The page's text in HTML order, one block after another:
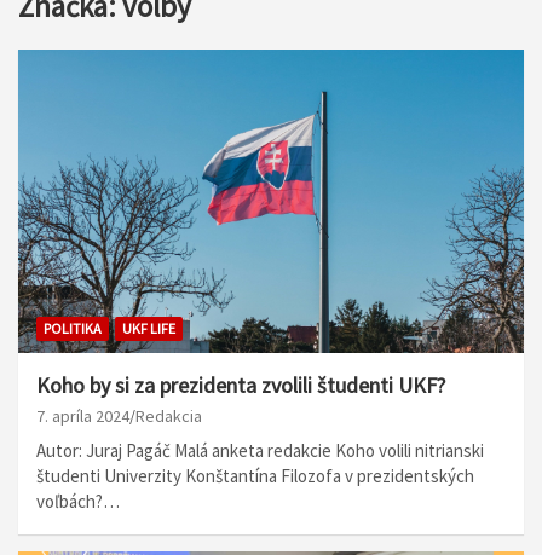
POLITIKA UKF LIFE
Koho by si za prezidenta zvolili študenti UKF?
7. apríla 2024 Redakcia
Autor: Juraj Pagáč Malá anketa redakcie Koho volili nitrianski
študenti Univerzity Konštantína Filozofa v prezidentských
voľbách?…